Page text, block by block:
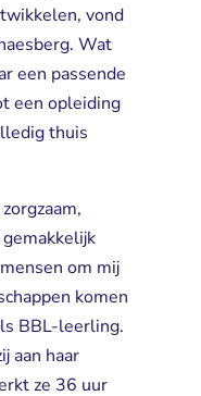
vond
Wat
een passende
een opleiding
thuis
gemakkelijk
om mij
komen
BBL-leerling.
aan haar
ze 36 uur